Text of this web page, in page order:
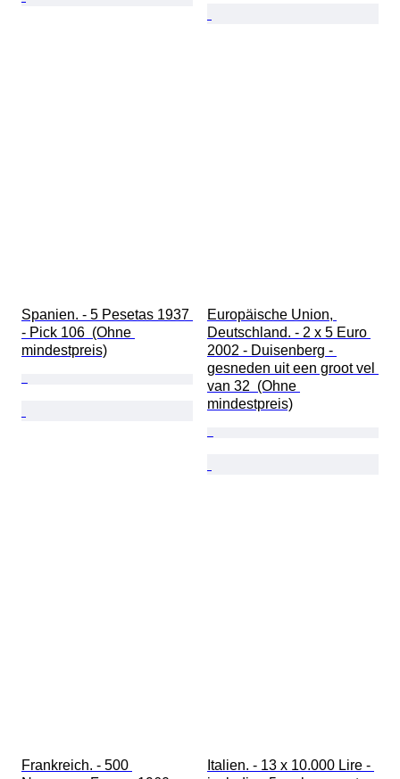
Spanien. - 5 Pesetas 1937
- Pick 106  (Ohne
mindestpreis)
Europäische Union,
Deutschland. - 2 x 5 Euro
2002 - Duisenberg -
gesneden uit een groot vel
van 32  (Ohne
mindestpreis)
Frankreich. - 500
Italien. - 13 x 10.000 Lire -